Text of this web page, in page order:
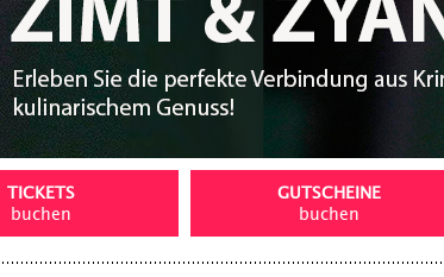
TICKETS
buchen
GUTSCHEINE
buchen